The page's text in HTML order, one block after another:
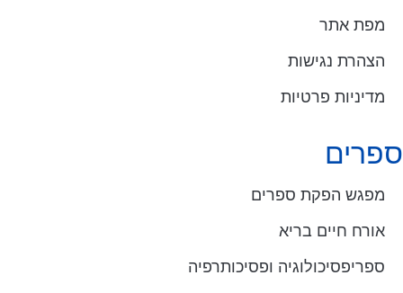
מפת אתר
הצהרת נגישות
מדיניות פרטיות
ספרים
מפגש הפקת ספרים
אורח חיים בריא
ספריפסיכולוגיה ופסיכותרפיה